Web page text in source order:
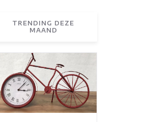
TRENDING DEZE
MAAND